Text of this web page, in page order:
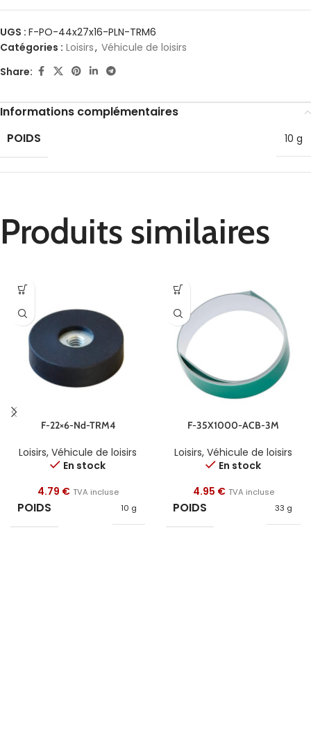
UGS : F-PO-44x27x16-PLN-TRM6
Catégories : Loisirs, Véhicule de loisirs
Share:
Informations complémentaires
POIDS
10 g
Produits similaires
F-22×6-Nd-TRM4
Loisirs, Véhicule de loisirs
En stock
4.79 € TVA incluse
POIDS 10 g
F-35X1000-ACB-3M
Loisirs, Véhicule de loisirs
En stock
4.95 € TVA incluse
POIDS 33 g